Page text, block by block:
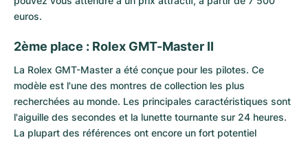
euros.
2ème place : Rolex GMT-Master II
La Rolex GMT-Master a été conçue pour les pilotes. Ce
modèle est l'une des montres de collection les plus
recherchées au monde. Les principales caractéristiques sont
l'aiguille des secondes et la lunette tournante sur 24 heures.
La plupart des références ont encore un fort potentiel